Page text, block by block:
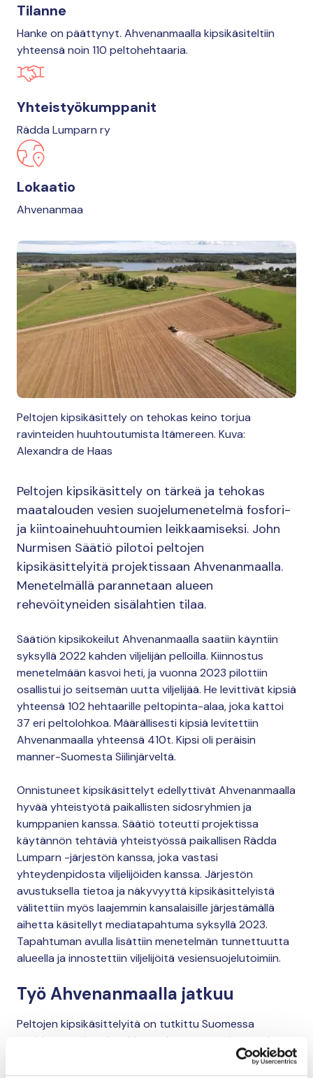
Tilanne
Hanke on päättynyt. Ahvenanmaalla kipsikäsiteltiin
yhteensä noin 110 peltohehtaaria.
Yhteistyökumppanit
Rädda Lumparn ry
Lokaatio
Ahvenanmaa
Peltojen kipsikäsittely on tehokas keino torjua
ravinteiden huuhtoutumista Itämereen. Kuva:
Alexandra de Haas
Peltojen kipsikäsittely on tärkeä ja tehokas
maatalouden vesien suojelumenetelmä fosfori-
ja kiintoainehuuhtoumien leikkaamiseksi. John
Nurmisen Säätiö pilotoi peltojen
kipsikäsittelyitä projektissaan Ahvenanmaalla.
Menetelmällä parannetaan alueen
rehevöityneiden sisälahtien tilaa.
Säätiön kipsikokeilut Ahvenanmaalla saatiin käyntiin
syksyllä 2022 kahden viljelijän pelloilla. Kiinnostus
menetelmään kasvoi heti, ja vuonna 2023 pilottiin
osallistui jo seitsemän uutta viljelijää. He levittivät kipsiä
yhteensä 102 hehtaarille peltopinta-alaa, joka kattoi
37 eri peltolohkoa. Määrällisesti kipsiä levitettiin
Ahvenanmaalla yhteensä 410t. Kipsi oli peräisin
manner-Suomesta Siilinjärveltä.
Onnistuneet kipsikäsittelyt edellyttivät Ahvenanmaalla
hyvää yhteistyötä paikallisten sidosryhmien ja
kumppanien kanssa. Säätiö toteutti projektissa
käytännön tehtäviä yhteistyössä paikallisen Rädda
Lumparn -järjestön kanssa, joka vastasi
yhteydenpidosta viljelijöiden kanssa. Järjestön
avustuksella tietoa ja näkyvyyttä kipsikäsittelyistä
välitettiin myös laajemmin kansalaisille järjestämällä
aihetta käsitellyt mediatapahtuma syksyllä 2023.
Tapahtuman avulla lisättiin menetelmän tunnettuutta
alueella ja innostettiin viljelijöitä vesiensuojelutoimiin.
Työ Ahvenanmaalla jatkuu
Peltojen kipsikäsittelyitä on tutkittu Suomessa
useiden vuosien ajan. Menetelmän on osoitettu olevan
turvallista viljelylle sekä tehokasta vesiensuojelun
näkökulmasta. Tutkimusten mukaan peltojen